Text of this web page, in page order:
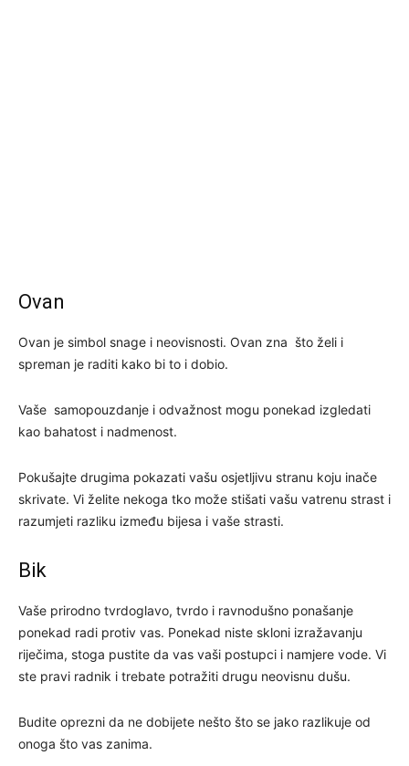
Ovan
Ovan je simbol snage i neovisnosti. Ovan zna što želi i
spreman je raditi kako bi to i dobio.
Vaše samopouzdanje i odvažnost mogu ponekad izgledati
kao bahatost i nadmenost.
Pokušajte drugima pokazati vašu osjetljivu stranu koju inače
skrivate. Vi želite nekoga tko može stišati vašu vatrenu strast i
razumjeti razliku između bijesa i vaše strasti.
Bik
Vaše prirodno tvrdoglavo, tvrdo i ravnodušno ponašanje
ponekad radi protiv vas. Ponekad niste skloni izražavanju
riječima, stoga pustite da vas vaši postupci i namjere vode. Vi
ste pravi radnik i trebate potražiti drugu neovisnu dušu.
Budite oprezni da ne dobijete nešto što se jako razlikuje od
onoga što vas zanima.